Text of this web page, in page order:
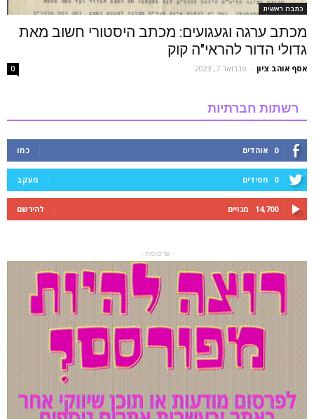
כתבה ראשית
מכתב ערגה וגעגועים: מכתב היסטורי חשוב מאת
גדולי הדור להראי"ה קוק
אסף אוהב ציון - פברואר 7, 2023 0
רשתות חברתיות
0 אוהדים כמו
0 חסידים מעקב
14,700 מנויים להירשם
- פרסומת -